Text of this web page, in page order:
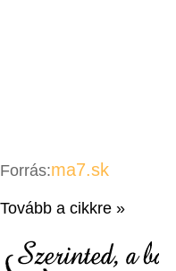
Forrás:ma7.sk
Tovább a cikkre »